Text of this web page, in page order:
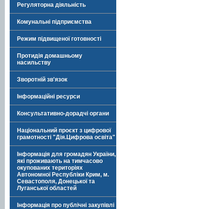
Регуляторна діяльність
Комунальні підприємства
Режим підвищеної готовності
Протидія домашньому
насильству
Зворотній зв'язок
Інформаційні ресурси
Консультативно-дорадчі органи
Національний проєкт з цифрової
грамотності "Дія.Цифрова освіта"
Інформація для громадян України,
які проживають на тимчасово
окупованих територіях
Автономної Республіки Крим, м.
Севастополя, Донецької та
Луганської областей
Інформація про публічні закупівлі